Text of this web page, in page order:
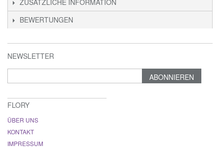
ZUSÄTZLICHE INFORMATION
BEWERTUNGEN
NEWSLETTER
ABONNIEREN
FLORY
ÜBER UNS
KONTAKT
IMPRESSUM